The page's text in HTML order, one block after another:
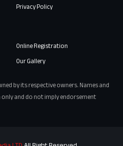
Privacy Policy
Online Registration
Our Gallery
by its respective owners. Names and
and do not imply endorsement